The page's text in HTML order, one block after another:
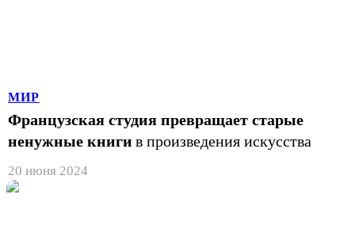
МИР
Французская студия превращает старые
ненужные книги в произведения искусства
20 июня 2024